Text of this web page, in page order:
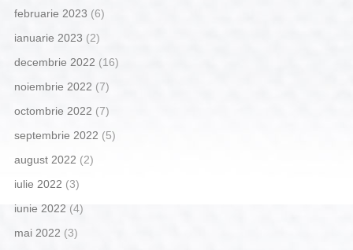
februarie 2023 (6)
ianuarie 2023 (2)
decembrie 2022 (16)
noiembrie 2022 (7)
octombrie 2022 (7)
septembrie 2022 (5)
august 2022 (2)
iulie 2022 (3)
iunie 2022 (4)
mai 2022 (3)